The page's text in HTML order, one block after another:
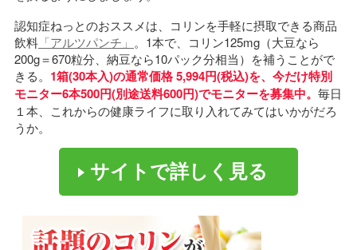
認知症ねっとのおススメは、コリンを手軽に摂取できる商品
飲料「アルツパンチ」 。1本で、コリン125mg（大豆なら
200g＝670粒分、納豆なら10パック分相当）を補うことがで
きる。 1箱(30本入)の通常価格 5,994円(税込)を、今だけ特別
モニター6本500円(別途送料600円)でモニターを募集中。 毎日
１本、これからの健康ライフに取り入れてみてはいかがだろ
うか。
サイトで詳しく見る